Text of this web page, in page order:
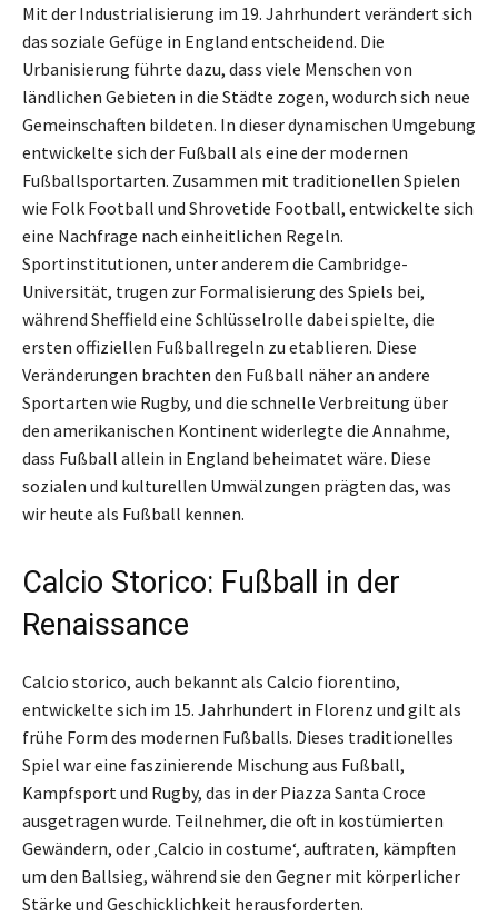
Mit der Industrialisierung im 19. Jahrhundert verändert sich
das soziale Gefüge in England entscheidend. Die
Urbanisierung führte dazu, dass viele Menschen von
ländlichen Gebieten in die Städte zogen, wodurch sich neue
Gemeinschaften bildeten. In dieser dynamischen Umgebung
entwickelte sich der Fußball als eine der modernen
Fußballsportarten. Zusammen mit traditionellen Spielen
wie Folk Football und Shrovetide Football, entwickelte sich
eine Nachfrage nach einheitlichen Regeln.
Sportinstitutionen, unter anderem die Cambridge-
Universität, trugen zur Formalisierung des Spiels bei,
während Sheffield eine Schlüsselrolle dabei spielte, die
ersten offiziellen Fußballregeln zu etablieren. Diese
Veränderungen brachten den Fußball näher an andere
Sportarten wie Rugby, und die schnelle Verbreitung über
den amerikanischen Kontinent widerlegte die Annahme,
dass Fußball allein in England beheimatet wäre. Diese
sozialen und kulturellen Umwälzungen prägten das, was
wir heute als Fußball kennen.
Calcio Storico: Fußball in der
Renaissance
Calcio storico, auch bekannt als Calcio fiorentino,
entwickelte sich im 15. Jahrhundert in Florenz und gilt als
frühe Form des modernen Fußballs. Dieses traditionelles
Spiel war eine faszinierende Mischung aus Fußball,
Kampfsport und Rugby, das in der Piazza Santa Croce
ausgetragen wurde. Teilnehmer, die oft in kostümierten
Gewändern, oder ‚Calcio in costume‘, auftraten, kämpften
um den Ballsieg, während sie den Gegner mit körperlicher
Stärke und Geschicklichkeit herausforderten.